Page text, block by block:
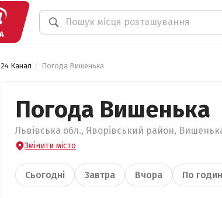
24 Канал Погода Вишенька
Погода Вишенька
Львівська обл., Яворівський район,
Змінити місто
Сьогодні Завтра Вчора По